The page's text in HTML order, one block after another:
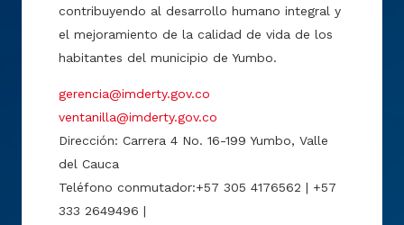
contribuyendo al desarrollo humano integral y
el mejoramiento de la calidad de vida de los
habitantes del municipio de Yumbo.
gerencia@imderty.gov.co
ventanilla@imderty.gov.co
Dirección: Carrera 4 No. 16-199 Yumbo, Valle
del Cauca
Teléfono conmutador:+57 305 4176562 | +57
333 2649496 |